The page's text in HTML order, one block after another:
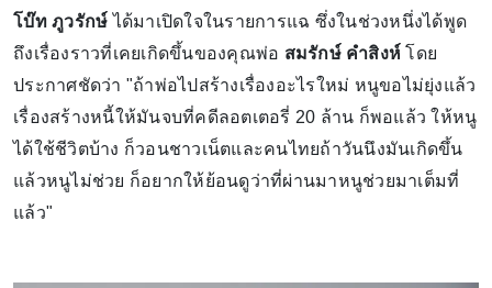
โบ๊ท ภูวรักษ์ได้มาเปิดใจในรายการแฉ ซึ่งในช่วงหนึ่งได้พูด
ถึงเรื่องราวที่เคยเกิดขึ้นของคุณพ่อ สมรักษ์ คำสิงห์โดย
ประกาศชัดว่า "ถ้าพ่อไปสร้างเรื่องอะไรใหม่ หนูขอไม่ยุ่งแล้ว
เรื่องสร้างหนี้ให้มันจบที่คดีลอตเตอรี่ 20 ล้าน ก็พอแล้ว ให้หนู
ได้ใช้ชีวิตบ้าง ก็วอนชาวเน็ตและคนไทยถ้าวันนึงมันเกิดขึ้น
แล้วหนูไม่ช่วย ก็อยากให้ย้อนดูว่าที่ผ่านมาหนูช่วยมาเต็มที่
แล้ว"